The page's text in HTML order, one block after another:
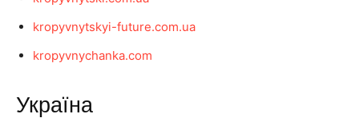
kropyvnytskyi-future.com.ua
kropyvnychanka.com
Україна